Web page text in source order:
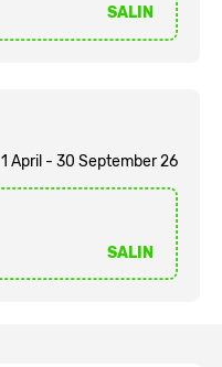
SALIN
1 April - 30 September 26
SALIN